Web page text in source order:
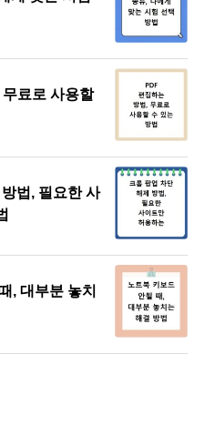
료로 사용할
법, 필요한 사
, 대부분 놓치